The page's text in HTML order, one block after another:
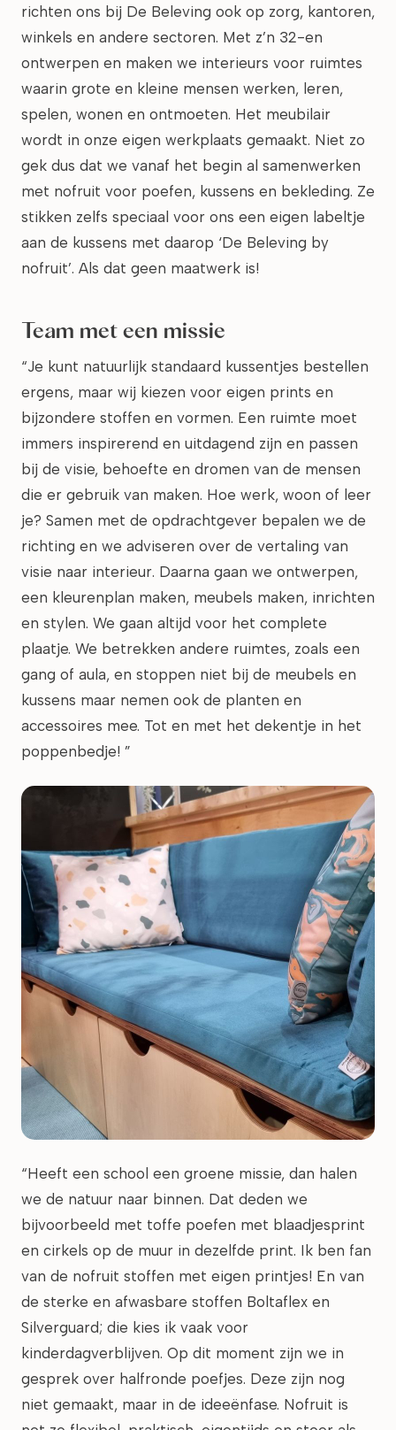
richten ons bij De Beleving ook op zorg, kantoren,
winkels en andere sectoren. Met z’n 32-en
ontwerpen en maken we interieurs voor ruimtes
waarin grote en kleine mensen werken, leren,
spelen, wonen en ontmoeten. Het meubilair
wordt in onze eigen werkplaats gemaakt. Niet zo
gek dus dat we vanaf het begin al samenwerken
met nofruit voor poefen, kussens en bekleding. Ze
stikken zelfs speciaal voor ons een eigen labeltje
aan de kussens met daarop ‘De Beleving by
nofruit’. Als dat geen maatwerk is!
Team met een missie
“Je kunt natuurlijk standaard kussentjes bestellen
ergens, maar wij kiezen voor eigen prints en
bijzondere stoffen en vormen. Een ruimte moet
immers inspirerend en uitdagend zijn en passen
bij de visie, behoefte en dromen van de mensen
die er gebruik van maken. Hoe werk, woon of leer
je? Samen met de opdrachtgever bepalen we de
richting en we adviseren over de vertaling van
visie naar interieur. Daarna gaan we ontwerpen,
een kleurenplan maken, meubels maken, inrichten
en stylen. We gaan altijd voor het complete
plaatje. We betrekken andere ruimtes, zoals een
gang of aula, en stoppen niet bij de meubels en
kussens maar nemen ook de planten en
accessoires mee. Tot en met het dekentje in het
poppenbedje! ”
“Heeft een school een groene missie, dan halen
we de natuur naar binnen. Dat deden we
bijvoorbeeld met toffe poefen met blaadjesprint
en cirkels op de muur in dezelfde print. Ik ben fan
van de nofruit stoffen met eigen printjes! En van
de sterke en afwasbare stoffen Boltaflex en
Silverguard; die kies ik vaak voor
kinderdagverblijven. Op dit moment zijn we in
gesprek over halfronde poefjes. Deze zijn nog
niet gemaakt, maar in de ideeënfase. Nofruit is